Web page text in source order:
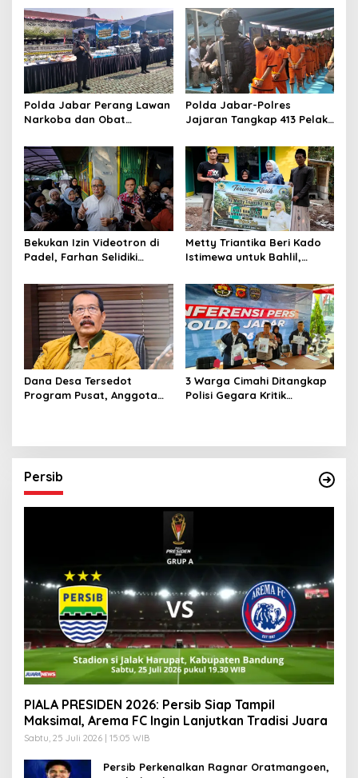
Polda Jabar Perang Lawan
Narkoba dan Obat
Lintas Provinsi dan
Internasional
Polda Jabar-Polres
Jajaran Tangkap 413 Pelaku
1.016 Motor Curian
Bekukan Izin Videotron di
Padel, Farhan Selidiki
Ruang dan ASN
Metty Triantika Beri Kado
Istimewa untuk Bahlil,
Bangun Rumah untuk
Lansia
Dana Desa Tersedot
Program Pusat, Anggota
3 Warga Cimahi Ditangkap
Polisi Gegara Kritik
Persib
PIALA PRESIDEN 2026: Persib Siap Tampil
Maksimal, Arema FC Ingin Lanjutkan Tradisi Juara
Sabtu, 25 Juli 2026 | 15:05 WIB
Persib Perkenalkan Ragnar Oratmangoen,